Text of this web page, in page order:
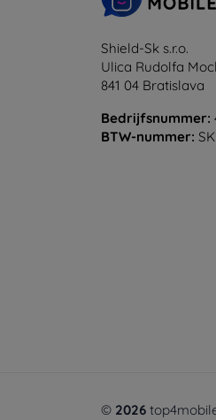
Shield-Sk s.r.o.
Ulica Rudolfa
841 04 Bratislava
Bedrijfsnummer:
BTW-nummer:
© 2026